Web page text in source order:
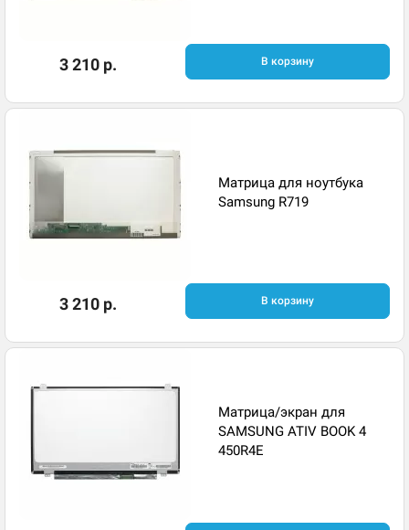
3 210 р. В корзину
Матрица для ноутбука
Samsung R719
3 210 р. В корзину
Матрица/экран для
SAMSUNG ATIV BOOK 4
450R4E